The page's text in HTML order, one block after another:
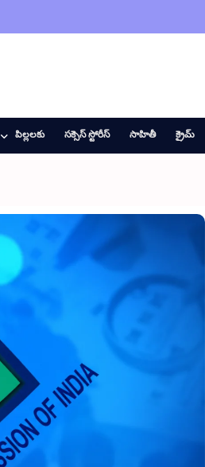
పిల్లలకు సక్సెస్ స్టోరీస్ సాహితీ క్రైమ్